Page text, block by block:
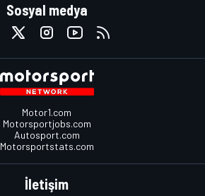
Sosyal medya
Motor1.com
Motorsportjobs.com
Autosport.com
Motorsportstats.com
İletişim